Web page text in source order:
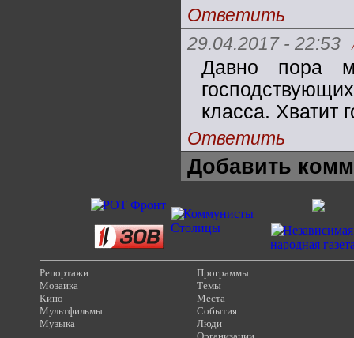
Ответить
29.04.2017 - 22:53
Давно пора
класса. Хватит
Ответить
Добавить
Репортажи
Мозаика
Кино
Мультфильмы
Музыка
Программы
Темы
Места
События
Люди